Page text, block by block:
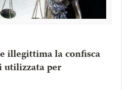
illegittima la confisca
utilizzata per